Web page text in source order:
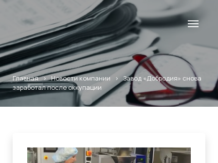
Главная>Новости компании >Завод «Добродия» снова
заработал после оккупации